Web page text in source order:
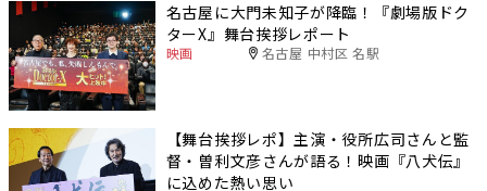
名古屋に大門未知子が降臨！『劇場版ドク
ターX』舞台挨拶レポート
映画 名古屋 中村区 名駅
【舞台挨拶レポ】主演・役所広司さんと監
督・曽利文彦さんが語る！映画『八犬伝』
に込めた熱い思い